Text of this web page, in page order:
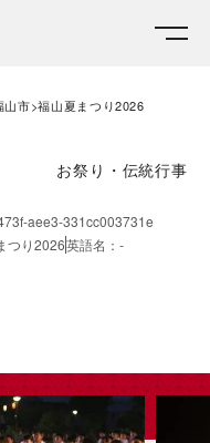
山市 福山夏まつり2026
お祭り・伝統行事
aee3-331cc003731e
つり2026英語名 ： -